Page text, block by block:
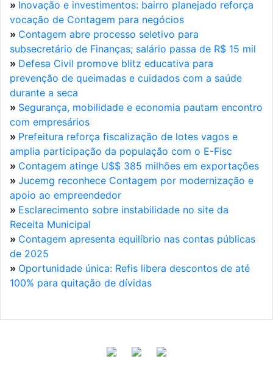
» Inovação e investimentos: bairro planejado reforça
vocação de Contagem para negócios
» Contagem abre processo seletivo para
subsecretário de Finanças; salário passa de R$ 15 mil
» Defesa Civil promove blitz educativa para
prevenção de queimadas e cuidados com a saúde
durante a seca
» Segurança, mobilidade e economia pautam encontro
com empresários
» Prefeitura reforça fiscalização de lotes vagos e
amplia participação da população com o E-Fisc
» Contagem atinge U$$ 385 milhões em exportações
» Jucemg reconhece Contagem por modernização e
apoio ao empreendedor
» Esclarecimento sobre instabilidade no site da
Receita Municipal
» Contagem apresenta equilíbrio nas contas públicas
de 2025
» Oportunidade única: Refis libera descontos de até
100% para quitação de dívidas